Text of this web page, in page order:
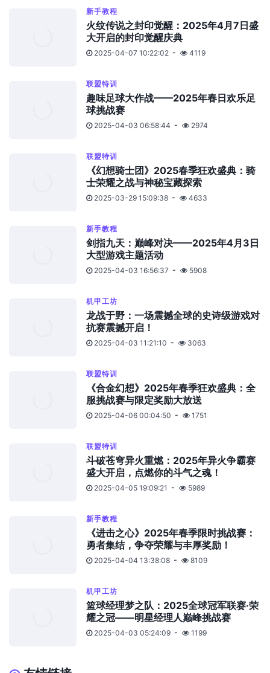
新手教程
火纹传说之封印觉醒：2025年4月7日盛
大开启的封印觉醒庆典
2025-04-07 10:22:02 4119
联盟特训
趣味足球大作战——2025年春日欢乐足
球挑战赛
2025-04-03 06:58:44 2974
联盟特训
《幻想骑士团》2025春季狂欢盛典：骑
士荣耀之战与神秘宝藏探索
2025-03-29 15:09:38 4633
新手教程
剑指九天：巅峰对决——2025年4月3日
大型游戏主题活动
2025-04-03 16:56:37 5908
机甲工坊
龙战于野：一场震撼全球的史诗级游戏对
抗赛震撼开启！
2025-04-03 11:21:10 3063
联盟特训
《合金幻想》2025年春季狂欢盛典：全
服挑战赛与限定奖励大放送
2025-04-06 00:04:50 1751
联盟特训
斗破苍穹异火重燃：2025年异火争霸赛
盛大开启，点燃你的斗气之魂！
2025-04-05 19:09:21 5989
新手教程
《进击之心》2025年春季限时挑战赛：
勇者集结，争夺荣耀与丰厚奖励！
2025-04-04 13:38:08 8109
机甲工坊
篮球经理梦之队：2025全球冠军联赛·荣
耀之冠——明星经理人巅峰挑战赛
2025-04-03 05:24:09 1199